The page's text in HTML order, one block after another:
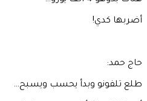
أضربها كدي!
حاج حمد:
طلع تلفونو وبدأ يحسب ويسبح…